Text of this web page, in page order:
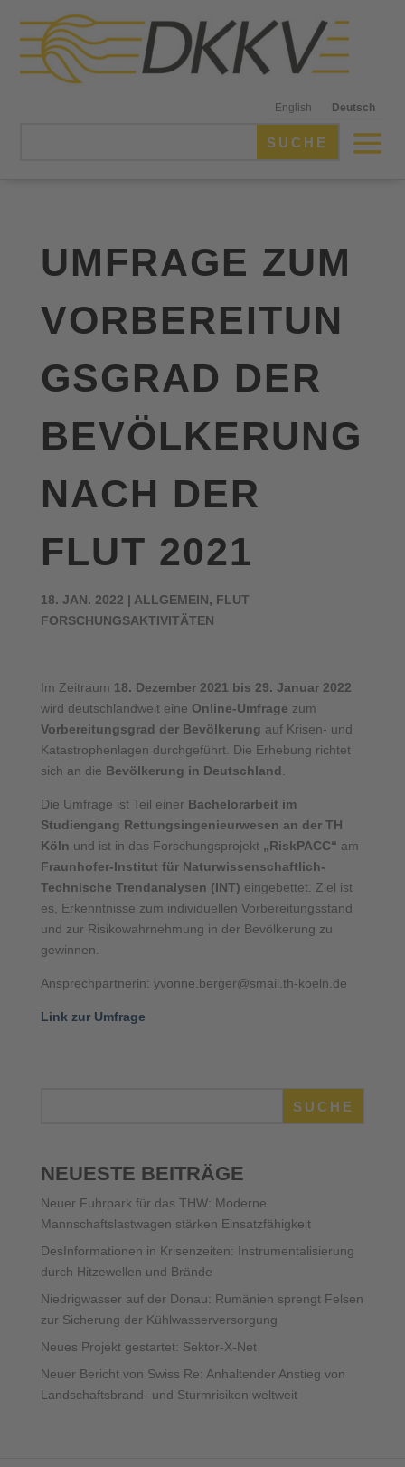
English Deutsch
UMFRAGE ZUM
VORBEREITUN
GSGRAD DER
BEVÖLKERUNG
NACH DER
FLUT 2021
18. JAN. 2022 | ALLGEMEIN, FLUT
FORSCHUNGSAKTIVITÄTEN
Im Zeitraum 18. Dezember 2021 bis 29. Januar 2022
wird deutschlandweit eine Online-Umfrage zum
Vorbereitungsgrad der Bevölkerung auf Krisen- und
Katastrophenlagen durchgeführt. Die Erhebung richtet
sich an die Bevölkerung in Deutschland
Die Umfrage ist Teil einer Bachelorarbeit im
Studiengang Rettungsingenieurwesen an der TH
Köln und ist in das Forschungsprojekt „RiskPACC“ am
Fraunhofer-Institut für Naturwissenschaftlich-
Technische Trendanalysen (INT) eingebettet. Ziel ist
es, Erkenntnisse zum individuellen Vorbereitungsstand
und zur Risikowahrnehmung in der Bevölkerung zu
gewinnen.
Ansprechpartnerin: yvonne.berger@smail.th-koeln.de
Link zur Umfrage
SUCHE
NEUESTE BEITRÄGE
Neuer Fuhrpark für das THW: Moderne
Mannschaftslastwagen stärken Einsatzfähigkeit
DesInformationen in Krisenzeiten: Instrumentalisierung
durch Hitzewellen und Brände
Niedrigwasser auf der Donau: Rumänien sprengt Felsen
zur Sicherung der Kühlwasserversorgung
Neues Projekt gestartet: Sektor-X-Net
Neuer Bericht von Swiss Re: Anhaltender Anstieg von
Landschaftsbrand- und Sturmrisiken weltweit